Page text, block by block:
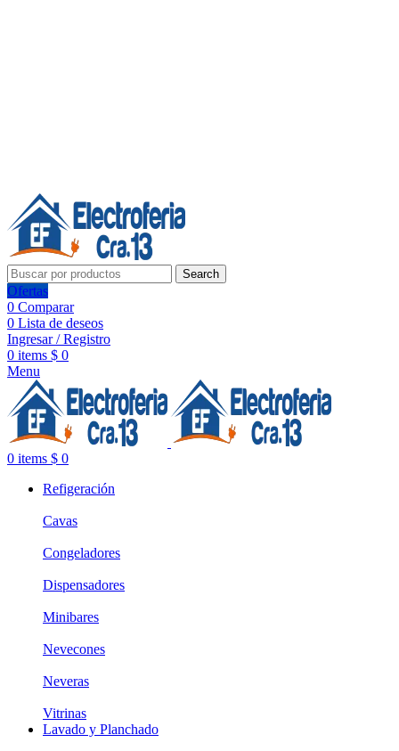
Search
Ofertas
0 Comparar
0 Lista de deseos
Ingresar / Registro
0 items $ 0
Menu
0 items $ 0
Refigeración
Cavas
Congeladores
Dispensadores
Minibares
Nevecones
Neveras
Vitrinas
Lavado y Planchado